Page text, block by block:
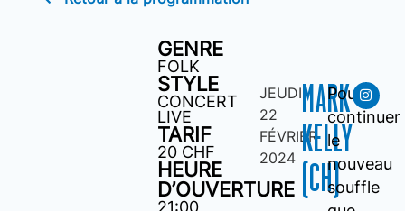
GENRE
FOLK
STYLE
CONCERT
LIVE
TARIF
20 CHF
HEURE
D’OUVERTURE
21:00
JEUDI
22
FÉVRIER
2024
MARK
KELLY
(CH)
Pour
continuer
le
nouveau
souffle